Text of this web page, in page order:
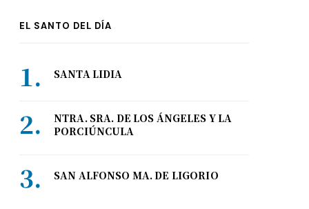
EL SANTO DEL DÍA
SANTA LIDIA
NTRA. SRA. DE LOS ÁNGELES Y LA
PORCIÚNCULA
SAN ALFONSO MA. DE LIGORIO